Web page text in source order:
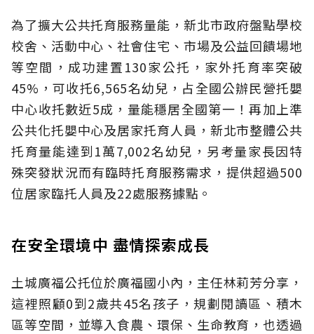
為了擴大公共托育服務量能，新北市政府盤點學校
校舍、活動中心、社會住宅、市場及公益回饋場地
等空間，成功建置130家公托，家外托育率突破
45%，可收托6,565名幼兒，占全國公辦民營托嬰
中心收托數近5成，量能穩居全國第一！再加上準
公共化托嬰中心及居家托育人員，新北市整體公共
托育量能達到1萬7,002名幼兒，另考量家長因特
殊突發狀況而有臨時托育服務需求，提供超過500
位居家臨托人員及22處服務據點。
在安全環境中 盡情探索成長
土城廣福公托位於廣福國小內，主任林莉芳分享，
這裡照顧0到2歲共45名孩子，規劃閱讀區、積木
區等空間，並導入食農、環保、生命教育，也透過